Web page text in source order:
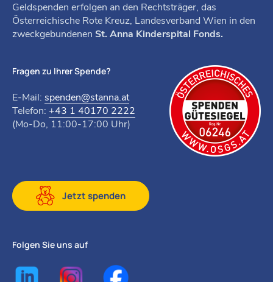
Geldspenden erfolgen an den Rechtsträger, das
Österreichische Rote Kreuz, Landesverband Wien in den
zweckgebundenen St. Anna Kinderspital Fonds.
Fragen zu Ihrer Spende?
E-Mail: spenden@stanna.at
Telefon: +43 1 40170 2222
(Mo-Do, 11:00-17:00 Uhr)
Jetzt spenden
Folgen Sie uns auf